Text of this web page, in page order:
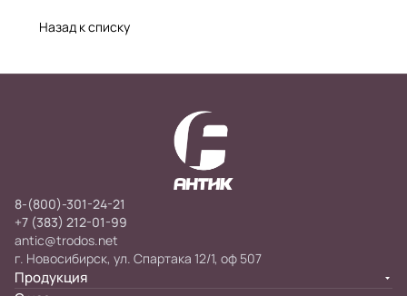
Назад к списку
8-(800)-301-24-21
+7 (383) 212-01-99
antic@trodos.net
г. Новосибирск, ул. Спартака 12/1, оф 507
Продукция